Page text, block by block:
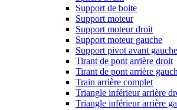
Support de boite
Support moteur
Support moteur droit
Support moteur gauche
Support pivot avant gauche
Tirant de pont arrière droit
Tirant de pont arrière
Train arrière complet
Triangle inférieur arrière
Triangle inférieur arrière